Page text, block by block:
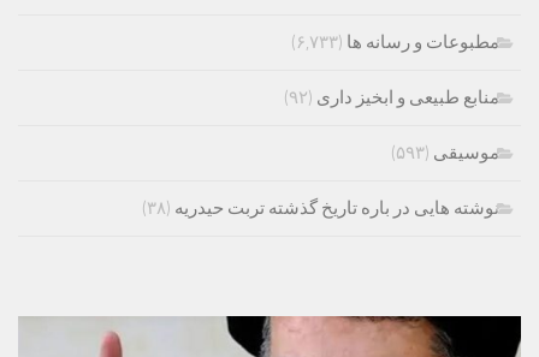
مطبوعات و رسانه ها (۶,۷۳۳)
منابع طبیعی و ابخیز داری (۹۲)
موسیقی (۵۹۳)
نوشته هایی در باره تاریخ گذشته تربت حیدریه (۳۸)